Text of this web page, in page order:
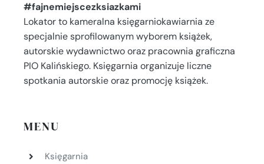
#fajnemiejscezksiazkami
Lokator to kameralna księgarniokawiarnia ze
specjalnie sprofilowanym wyborem książek,
autorskie wydawnictwo oraz pracownia graficzna
PIO Kalińskiego. Księgarnia organizuje liczne
spotkania autorskie oraz promocję książek.
MENU
Księgarnia